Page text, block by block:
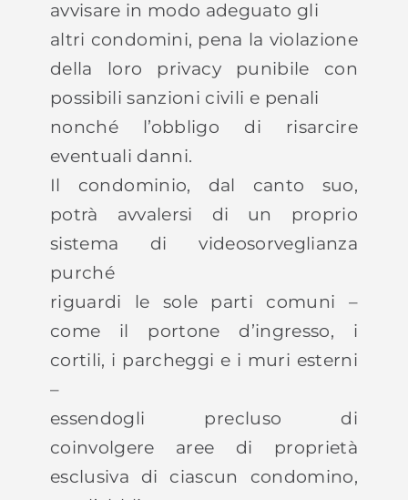
avvisare in modo adeguato gli
altri condomini, pena la violazione
della loro privacy punibile con
possibili sanzioni civili e penali
nonché l’obbligo di risarcire
eventuali danni.
Il condominio, dal canto suo,
potrà avvalersi di un proprio
sistema di videosorveglianza
purché
riguardi le sole parti comuni –
come il portone d’ingresso, i
cortili, i parcheggi e i muri esterni
–
essendogli precluso di
coinvolgere aree di proprietà
esclusiva di ciascun condomino,